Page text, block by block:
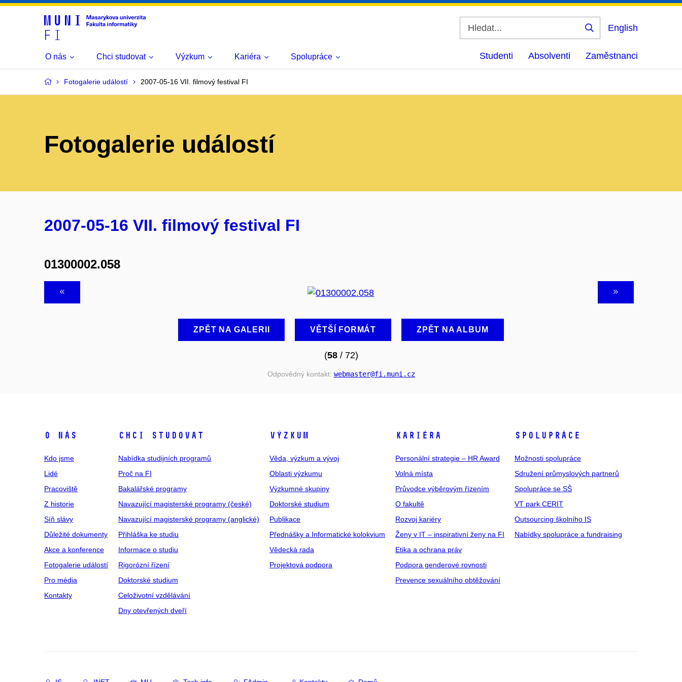
Vyhledat
English
O nás Chci studovat Výzkum Kariéra Spolupráce Studenti Absolventi Zaměstnanci
Fotogalerie událostí 2007-05-16 VII. filmový festival FI
Fotogalerie událostí
2007-05-16 VII. filmový festival FI
01300002.058
ZPĚT NA GALERII VĚTŠÍ FORMÁT ZPĚT NA ALBUM
(58/ 72)
Odpovědný kontakt: webmaster@fi .muni .cz
O NÁS
Kdo jsme
Lidé
Pracoviště
Z historie
Síň slávy
Důležité dokumenty
Akce a konference
Fotogalerie událostí
Pro média
Kontakty
CHCI STUDOVAT
Nabídka studijních programů
Proč na FI
Bakalářské programy
Navazující magisterské programy (české)
Navazující magisterské programy (anglické)
Přihláška ke studiu
Informace o studiu
Rigorózní řízení
Doktorské studium
Celoživotní vzdělávání
Dny otevřených dveří
VÝZKUM
Věda, výzkum a vývoj
Oblasti výzkumu
Výzkumné skupiny
Doktorské studium
Publikace
Přednášky a Informatické kolokvium
Vědecká rada
Projektová podpora
KARIÉRA
Personální strategie – HR Award
Volná místa
Průvodce výběrovým řízením
O fakultě
Rozvoj kariéry
Ženy v IT – inspirativní ženy na FI
Etika a ochrana práv
Podpora genderové rovnosti
Prevence sexuálního obtěžování
SPOLUPRÁCE
Možnosti spolupráce
Sdružení průmyslových partnerů
Spolupráce se SŠ
VT park CERIT
Outsourcing školního IS
Nabídky spolupráce a fundraising